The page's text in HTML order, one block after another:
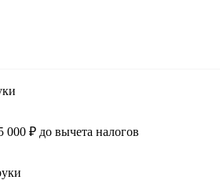
000 ₽ до вычета налогов